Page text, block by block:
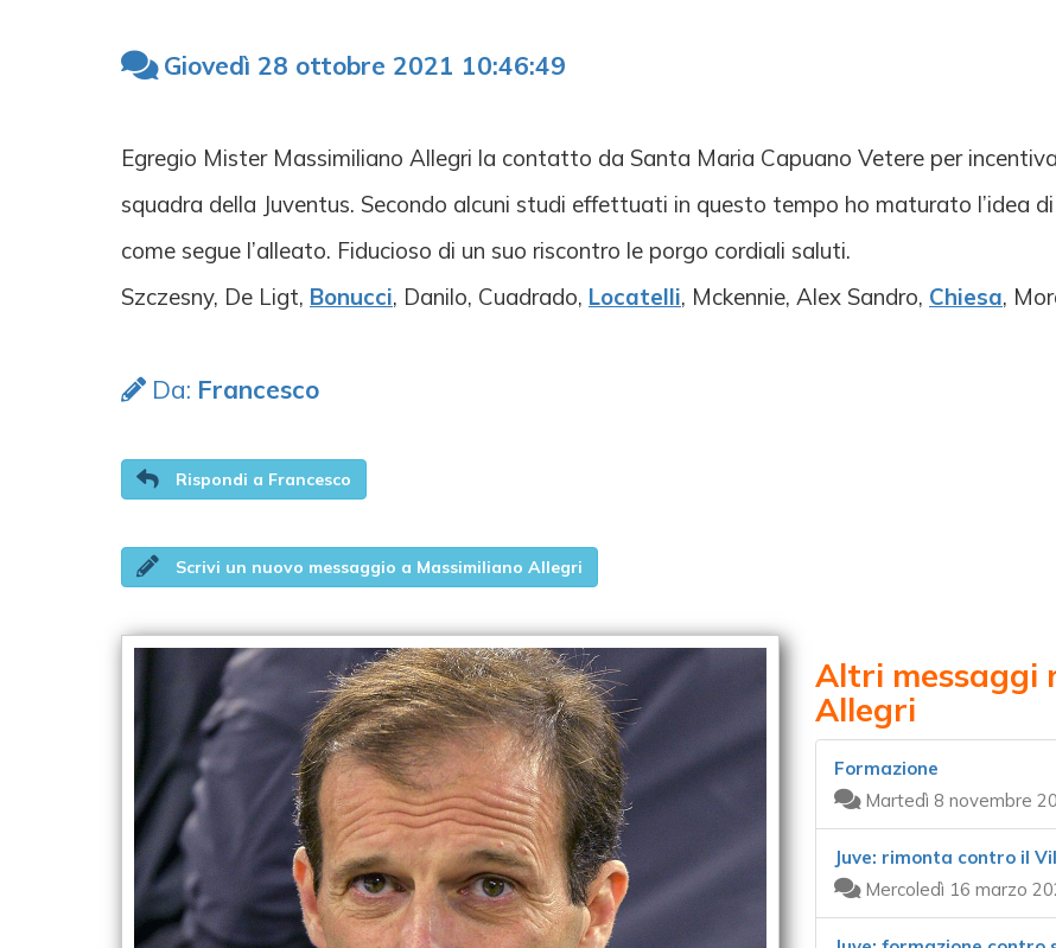
Giovedì 28 ottobre 2021 10:46:49
Egregio Mister Massimiliano Allegri la contatto da Santa Maria Capuano Vetere per
squadra della Juventus. Secondo alcuni studi effettuati in questo tempo ho maturato l’idea
come segue l’alleato. Fiducioso di un suo riscontro le porgo cordiali saluti.
Szczesny, De Ligt, Bonucci, Danilo, Cuadrado, Locatelli, Mckennie, Alex Sandro, Chiesa,
Da: Francesco
Rispondi a Francesco
Scrivi un nuovo messaggio a Massimiliano Allegri
Altri messaggi
Allegri
Formazione
Martedì 8 novembre
Juve: rimonta contro il
Mercoledì 16 marzo